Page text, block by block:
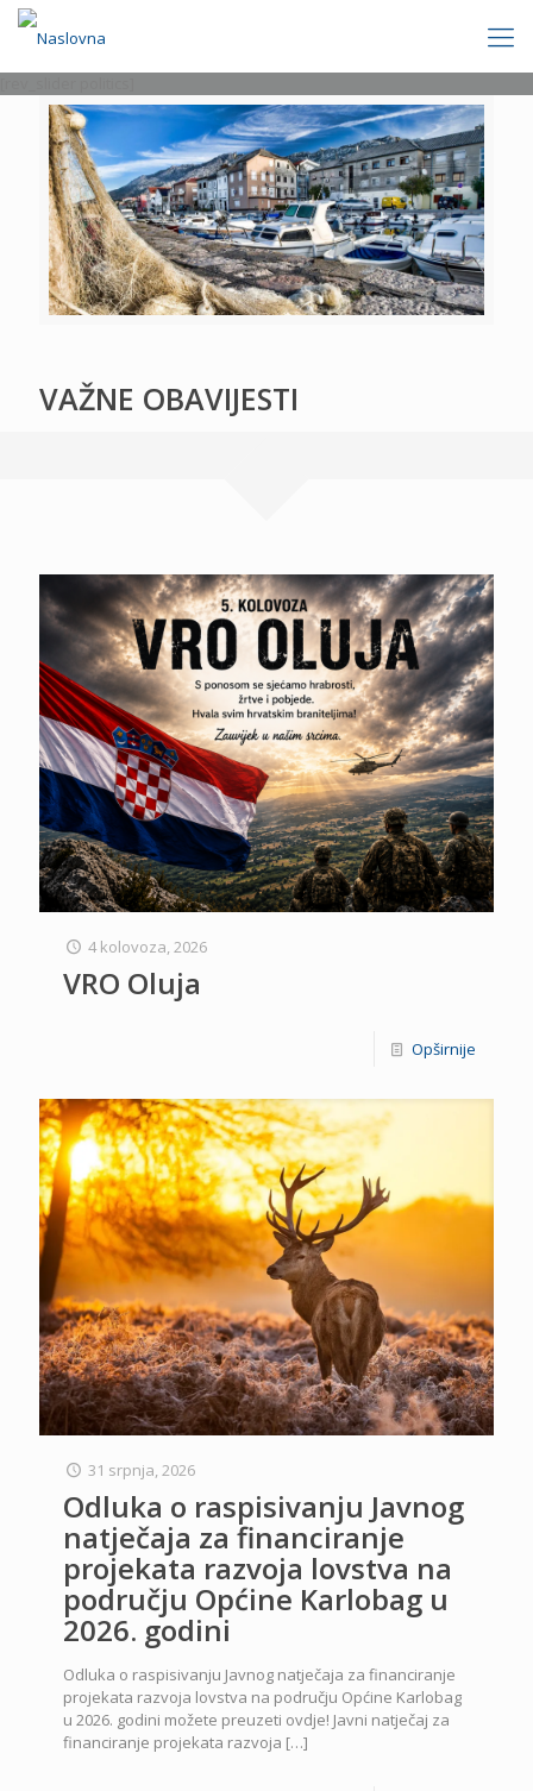
VAŽNE OBAVIJESTI
4 kolovoza, 2026
VRO Oluja
Opširnije
31 srpnja, 2026
Odluka o raspisivanju Javnog
natječaja za financiranje
projekata razvoja lovstva na
području Općine Karlobag u
2026. godini
Odluka o raspisivanju Javnog natječaja za financiranje
projekata razvoja lovstva na području Općine Karlobag
u 2026. godini možete preuzeti ovdje! Javni natječaj za
financiranje projekata razvoja […]